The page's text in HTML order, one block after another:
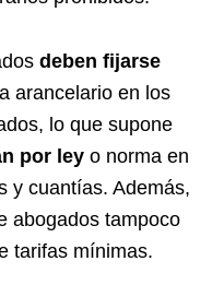
deben fijarse
arancelario en los
lo que supone
por ley o norma en
y cuantías. Además,
abogados tampoco
tarifas mínimas.